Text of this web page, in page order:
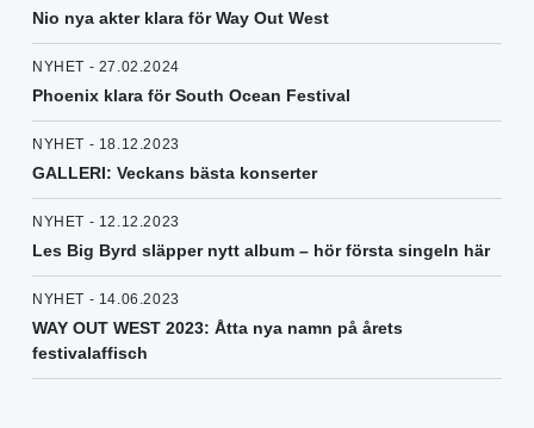
Nio nya akter klara för Way Out West
NYHET - 27.02.2024
Phoenix klara för South Ocean Festival
NYHET - 18.12.2023
GALLERI: Veckans bästa konserter
NYHET - 12.12.2023
Les Big Byrd släpper nytt album – hör första singeln här
NYHET - 14.06.2023
WAY OUT WEST 2023: Åtta nya namn på årets
festivalaffisch